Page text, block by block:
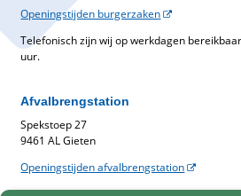
Openingstijden burgerzaken
Telefonisch zijn wij op werkdagen
uur.
Afvalbrengstation
Spekstoep 27
9461 AL Gieten
Openingstijden afvalbrengstation